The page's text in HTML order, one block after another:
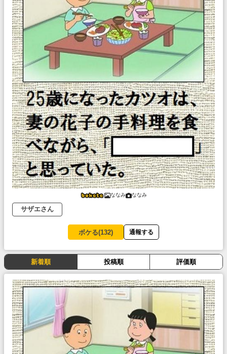
ななみ ななみ
サザエさん
ボケる(132) 通報する
新着順 投稿順 評価順